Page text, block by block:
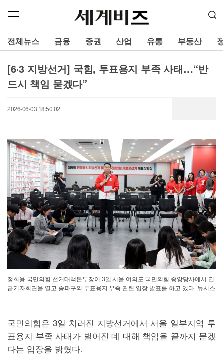
메
열
기
전체뉴스 금융 증권 산업 유통 부동산
[6·3 지방선거] 국힘, 투표용지 부족 사태…“반
드시 책임 묻겠다”
2026-06-03 18:50:02
정희용 국민의힘 선거대책본부장이 3일 서울 여의도 국민의힘 중앙당사에서 긴
급기자회견을 열고 송파구의 투표용지 부족 관련 입장 발표를 하고 있다. 뉴시스
국민의힘은 3일 치러진 지방선거에서 서울 일부지역 투
표용지 부족 사태가 벌어진 데 대해 책임을 끝까지 묻겠
다는 입장을 밝혔다.